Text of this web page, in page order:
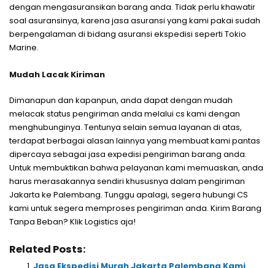
dengan mengasuransikan barang anda. Tidak perlu khawatir
soal asuransinya, karena jasa asuransi yang kami pakai sudah
berpengalaman di bidang asuransi ekspedisi seperti Tokio
Marine.
Mudah Lacak Kiriman
Dimanapun dan kapanpun, anda dapat dengan mudah
melacak status pengiriman anda melalui cs kami dengan
menghubunginya. Tentunya selain semua layanan di atas,
terdapat berbagai alasan lainnya yang membuat kami pantas
dipercaya sebagai jasa expedisi pengiriman barang anda.
Untuk membuktikan bahwa pelayanan kami memuaskan, anda
harus merasakannya sendiri khususnya dalam pengiriman
Jakarta ke Palembang. Tunggu apalagi, segera hubungi CS
kami untuk segera memproses pengiriman anda. Kirim Barang
Tanpa Beban? Klik Logistics aja!
Related Posts: